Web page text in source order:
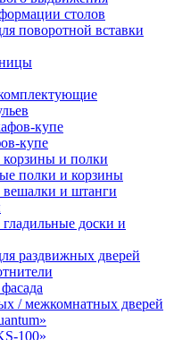
столов
поворотной вставки
купе
купе
и полки
полки и корзины
и штанги
доски и
раздвижных дверей
/ межкомнатных дверей
100»